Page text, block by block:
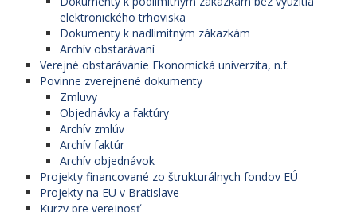
elektronického trhoviska
Dokumenty k nadlimitným zákazkám
Archív obstarávaní
Verejné obstarávanie Ekonomická univerzita, n.f.
Povinne zverejnené dokumenty
Zmluvy
Objednávky a faktúry
Archív zmlúv
Archív faktúr
Archív objednávok
Projekty financované zo štrukturálnych fondov EÚ
Projekty na EU v Bratislave
Kurzy pre verejnosť